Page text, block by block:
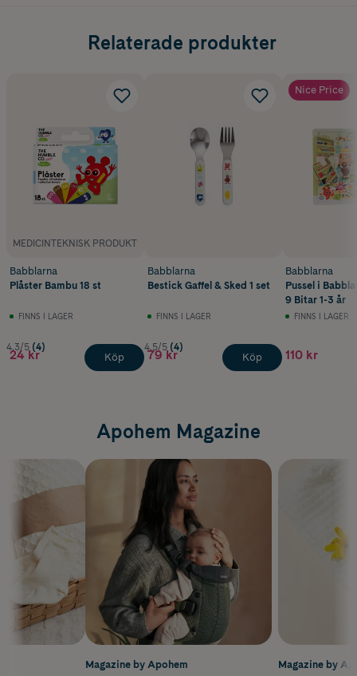
Relaterade produkter
MEDICINTEKNISK PRODUKT
Babblarna
Plåster Bambu 18 st
FINNS I LAGER
4.3/5 (4)
24 kr Köp
Babblarna
Bestick Gaffel & Sked 1 set
FINNS I LAGER
4.5/5 (4)
79 kr Köp
Nice Price
Babblarna
Pussel i
9 Bitar 1-3 år
FINNS I LAGER
110 kr
Apohem Magazine
Magazine by
Magazine by Apohem